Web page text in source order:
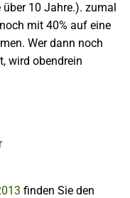
10 Jahre.). zumal
mit 40% auf eine
Wer dann noch
wird obendrein
finden Sie den